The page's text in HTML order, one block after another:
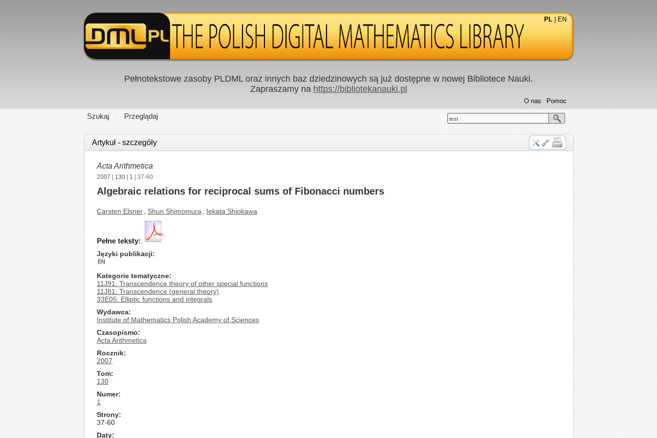
PL EN
Pełnotekstowe zasoby PLDML oraz innych baz dziedzinowych są już dostępne w nowej Bibliotece Nauki.
Zapraszamy na https://bibliotekanauki.pl
Szukaj Przeglądaj
Pomoc
O nas
test
Artykuł - szczegóły
Acta Arithmetica
2007 130 1 | 37-60
Algebraic relations for reciprocal sums of Fibonacci numbers
Carsten Elsner Shun Shimomura Iekata Shiokawa
Pełne teksty:
Języki publikacji
EN
Kategorie tematyczne
11J91: Transcendence theory of other special functions
11J81: Transcendence (general theory)
33E05: Elliptic functions and integrals
Wydawca
Institute of Mathematics Polish Academy of Sciences
Czasopismo
Acta Arithmetica
Rocznik
2007
Tom
130
Numer
1
Strony
37-60
Daty